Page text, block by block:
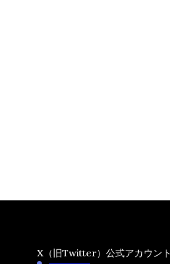
X（旧Twitter）公式アカウント